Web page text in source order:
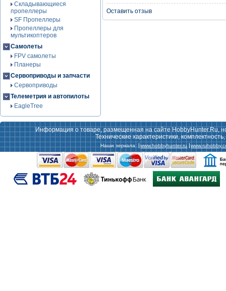
Складывающиеся
пропеллеры
SF Пропеллеры
Пропеллеры для
мультикоптеров
Самолеты
FPV самолеты
Планеры
Сервоприводы и запчасти
Сервоприводы
Телеметрия и автопилоты
EagleTree
Оставить отзыв
Информация о товаре, размещенная на сайте HobbyHunter.Ru,
Технические характеристики,
Наши зеркала: www.hobbyhunter.ru